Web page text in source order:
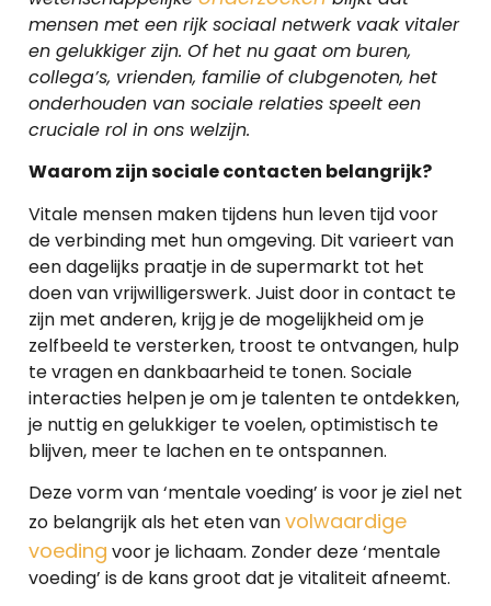
mensen met een rijk sociaal netwerk vaak vitaler
en gelukkiger zijn. Of het nu gaat om buren,
collega’s, vrienden, familie of clubgenoten, het
onderhouden van sociale relaties speelt een
cruciale rol in ons welzijn.
Waarom zijn sociale contacten belangrijk?
Vitale mensen maken tijdens hun leven tijd voor
de verbinding met hun omgeving. Dit varieert van
een dagelijks praatje in de supermarkt tot het
doen van vrijwilligerswerk. Juist door in contact te
zijn met anderen, krijg je de mogelijkheid om je
zelfbeeld te versterken, troost te ontvangen, hulp
te vragen en dankbaarheid te tonen. Sociale
interacties helpen je om je talenten te ontdekken,
je nuttig en gelukkiger te voelen, optimistisch te
blijven, meer te lachen en te ontspannen.
Deze vorm van ‘mentale voeding’ is voor je ziel net
zo belangrijk als het eten vanvolwaardige
voeding voor je lichaam. Zonder deze ‘mentale
voeding’ is de kans groot dat je vitaliteit afneemt.